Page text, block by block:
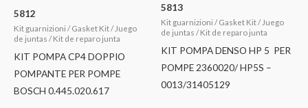
5812
Kit guarnizioni / Gasket Kit / Juego
de juntas / Kit de reparo junta
KIT POMPA CP4 DOPPIO
POMPANTE PER POMPE
BOSCH 0.445.020.617
5813
Kit guarnizioni / Gasket Kit / Juego
de juntas / Kit de reparo junta
KIT POMPA DENSO HP 5 PER
POMPE 2360020/ HP5S –
0013/31405129